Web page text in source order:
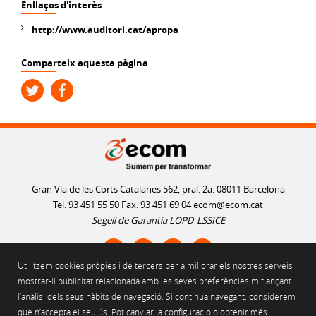
Utilitzem cookies pròpies i de tercers per a millorar els nostres serveis i
mostrar-li publicitat relacionada amb les seves preferències mitjançant
l’anàlisi dels seus hàbits de navegació. Si continua navegant, considerem
que n’accepta el seu ús. Pot canviar la configuració o obtenir més
Enllaços d'interès
http://www.auditori.cat/apropa
Comparteix aquesta pàgina
Gran Via de les Corts Catalanes 562, pral. 2a. 08011 Barcelona
Tel. 93 451 55 50 Fax. 93 451 69 04ecom@ecom.cat
Segell de Garantia LOPD-LSSICE
AVÍS LEGAL
POLÍTICA D'ÚS DE COOKIES